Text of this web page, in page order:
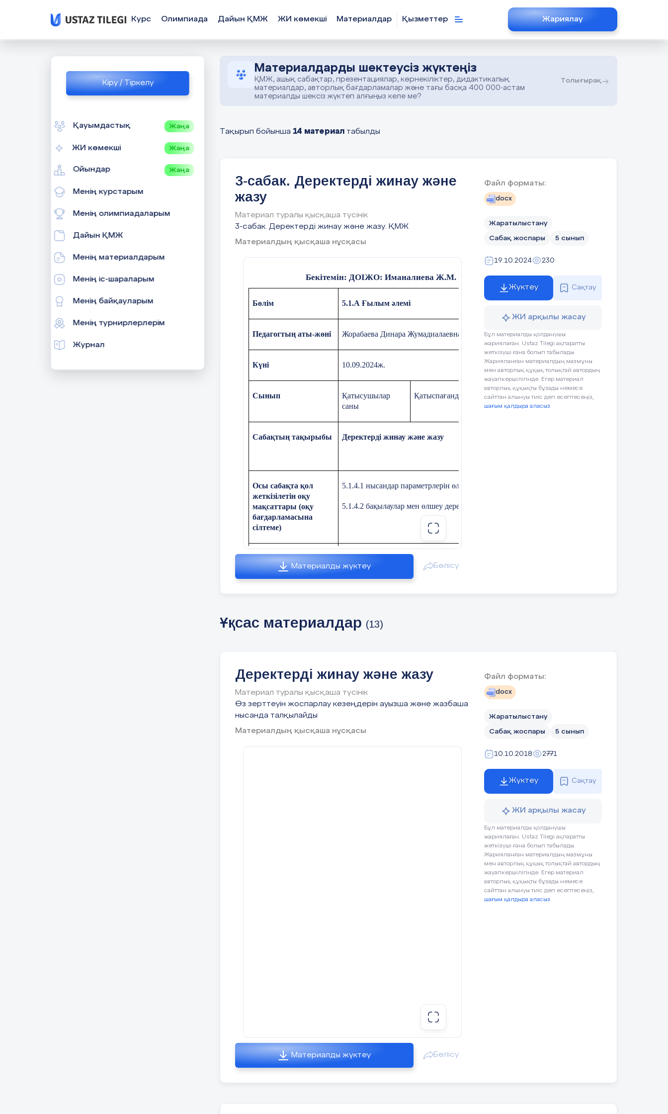
Кіру / Тіркелу
Қауымдастық Жаңа
ЖИ көмекші Жаңа
Ойындар Жаңа
Менің курстарым
Менің олимпиадаларым
Дайын ҚМЖ
Менің материалдарым
Менің іс-шараларым
Менің байқауларым
Менің турнирлерлерім
Журнал
Курс Олимпиада Дайын ҚМЖ ЖИ көмекші Материалдар Қызметтер Жариялау
Материалдарды шектеусіз жүктеңіз
ҚМЖ, ашық сабақтар, презентациялар, көрнекіліктер, дидактикалық
материалдар, авторлық бағдарламалар және тағы басқа 400 000-астам
материалды шексіз жүктеп алғыңыз келе ме?
Толығырақ
Тақырып бойынша 14 материал табылды
3-сабак. Деректерді жинау және
жазу
Материал туралы қысқаша түсінік
3-сабак. Деректерді жинау және жазу. ҚМЖ
Материалдың қысқаша нұсқасы
Бекітемін: ДОІЖО: Иманалиева Ж.М.
Бөлім 5.1.А Ғылым әлемі
Педагогтың аты-жөні Жорабаева Динара Жумадиалаевна
Күні 10.09.2024ж.
Сынып
Қатысушылар
саны
Қатыспағандар саны
Сабақтың тақырыбы Деректерді жинау және жазу
Осы сабақта қол
жеткізілетін оқу
мақсаттары (оқу
бағдарламасына
сілтеме)
5.1.4.1 нысандар параметрлерін өлшем бірліктермен анықтау
5.1.4.2 бақылаулар мен өлшеу деректерін тіркеу
Сабақтың мақсаты нысандар параметрлерін өлшем бірліктермен анықтайды
бақылаулар мен өлшеу деректерін тіркейді
аспап (термометр, сызғыш, таразы және т.б.) көрсеткіштерін анықтаудың қадамдық жоспарын
Өлшеу құралдарымен бақылаулар мен өлшемдер жасай алады
Сабақтың кезеңі/
уақыты
Мұғалімнің әрекеті Оқушының әрекеті
Оқушылармен амандасу. Cабақта
ынтымақтастық атмосферасын құру. Сұрақ
Оқушыларға термометрдің,
рулеткаланың, амперметрдің, спидометрдің,
секундомердің, таразының суреттері беріледі.
өлшенетін шаманы және оның өлшем бірлігін
Оқушылар
осы суреттерге қысқаша сипаттама береді.
Бұл қандай құрал? Бұл құрал арқылы нені
Бүгінгі сабақтың тақырыбы осы құралдарға
сәйкес қандай болатынын оқушылардан
Оқушы өз жұбын
табады
Әдіс арқылы қайталау
Сұрақ жауап
орындайды
болды ма? Қандай? Мысал келтіріңіз»
сұрақтарын талқылайды. Оқушылардың
2-тапсырма. Оқушылар жұптасып сұрақтарға
жауаптарды схема түрінде көрсетеді:
сөз қозғалады:
сабақ 45 минут жүреді;
Материалды жүктеу Бөлісу
Файл форматы:
docx
Жаратылыстану
Сабақ жоспары 5 сынып
19.10.2024 230
Жүктеу Сақтау
ЖИ арқылы жасау
Бұл материалды қолданушы
жариялаған. Ustaz Tilegi ақпаратты
жеткізуші ғана болып табылады.
Жарияланған материалдың мазмұны
мен авторлық құқық толықтай автордың
жауапкершілігінде. Егер материал
авторлық құқықты бұзады немесе
сайттан алынуы тиіс деп есептесеңіз,
шағым қалдыра аласыз
Ұқсас материалдар (13)
Деректерді жинау және жазу
Материал туралы қысқаша түсінік
Өз зерттеуін жоспарлау кезеңдерін ауызша және жазбаша
нысанда талқылайды
Материалдың қысқаша нұсқасы
Материалды жүктеу Бөлісу
Файл форматы:
docx
Жаратылыстану
Сабақ жоспары 5 сынып
10.10.2018 2771
Жүктеу Сақтау
ЖИ арқылы жасау
Бұл материалды қолданушы
жариялаған. Ustaz Tilegi ақпаратты
жеткізуші ғана болып табылады.
Жарияланған материалдың мазмұны
мен авторлық құқық толықтай автордың
жауапкершілігінде. Егер материал
авторлық құқықты бұзады немесе
сайттан алынуы тиіс деп есептесеңіз,
шағым қалдыра аласыз